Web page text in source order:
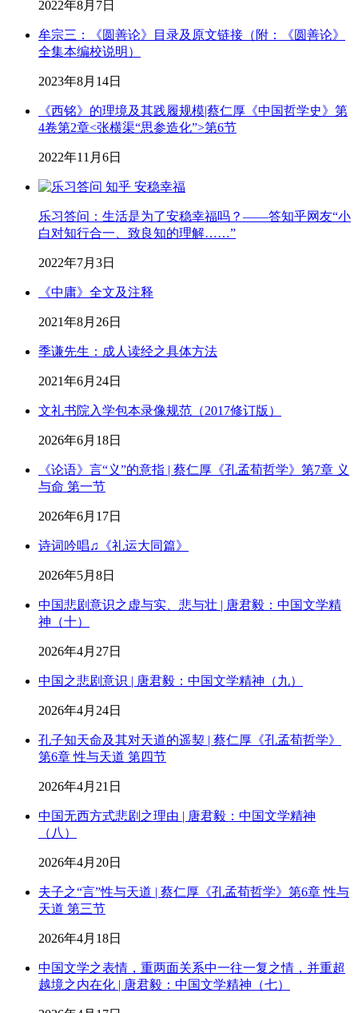
2022年8月7日
牟宗三：《圆善论》目录及原文链接（附：《圆善论》
全集本编校说明）
2023年8月14日
《西铭》的理境及其践履规模|蔡仁厚《中国哲学史》第
4卷第2章<张横渠“思参造化”>第6节
2022年11月6日
乐习答问：生活是为了安稳幸福吗？——答知乎网友“小
白对知行合一、致良知的理解……”
2022年7月3日
《中庸》全文及注释
2021年8月26日
季谦先生：成人读经之具体方法
2021年6月24日
文礼书院入学包本录像规范（2017修订版）
2026年6月18日
《论语》言“义”的意指 | 蔡仁厚《孔孟荀哲学》第7章 义
与命 第一节
2026年6月17日
诗词吟唱♫《礼运大同篇》
2026年5月8日
中国悲剧意识之虚与实、悲与壮 | 唐君毅：中国文学精
神（十）
2026年4月27日
中国之悲剧意识 | 唐君毅：中国文学精神（九）
2026年4月24日
孔子知天命及其对天道的遥契 | 蔡仁厚《孔孟荀哲学》
第6章 性与天道 第四节
2026年4月21日
中国无西方式悲剧之理由 | 唐君毅：中国文学精神
（八）
2026年4月20日
夫子之“言”性与天道 | 蔡仁厚《孔孟荀哲学》第6章 性与
天道 第三节
2026年4月18日
中国文学之表情，重两面关系中一往一复之情，并重超
越境之内在化 | 唐君毅：中国文学精神（七）